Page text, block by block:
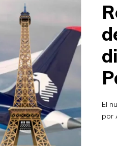
El
por